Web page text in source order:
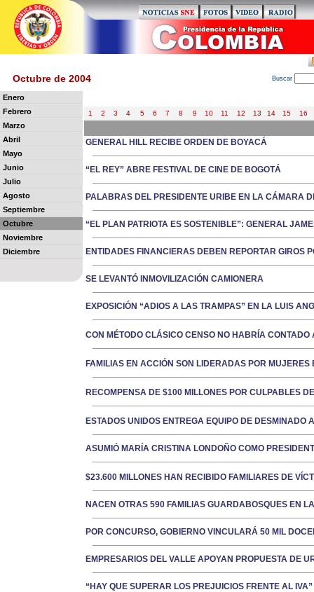
Octubre de 2004 Buscar
Enero
Febrero
Marzo
Abril
Mayo
Junio
Julio
Agosto
Septiembre
Octubre
Noviembre
Diciembre
1 2 3 4 5 6 7 8 9 10 11 12 13 14 15 16
GENERAL HILL RECIBE ORDEN DE BOYACÁ
“EL REY” ABRE FESTIVAL DE CINE DE BOGOTÁ
PALABRAS DEL PRESIDENTE URIBE EN LA CÁMARA
“EL PLAN PATRIOTA ES SOSTENIBLE”: GENERAL
ENTIDADES FINANCIERAS DEBEN REPORTAR GIROS
SE LEVANTÓ INMOVILIZACIÓN CAMIONERA
EXPOSICIÓN “ADIOS A LAS TRAMPAS” EN LA LUIS
CON MÉTODO CLÁSICO CENSO NO HABRÍA
FAMILIAS EN ACCIÓN SON LIDERADAS POR MUJERES
RECOMPENSA DE $100 MILLONES POR CULPABLES
ESTADOS UNIDOS ENTREGA EQUIPO DE DESMINADO
ASUMIÓ MARÍA CRISTINA LONDOÑO COMO
$23.600 MILLONES HAN RECIBIDO FAMILIARES DE
NACEN OTRAS 590 FAMILIAS GUARDABOSQUES EN
POR CONCURSO, GOBIERNO VINCULARÁ 50 MIL
EMPRESARIOS DEL VALLE APOYAN PROPUESTA DE
“HAY QUE SUPERAR LOS PREJUICIOS FRENTE AL IVA”